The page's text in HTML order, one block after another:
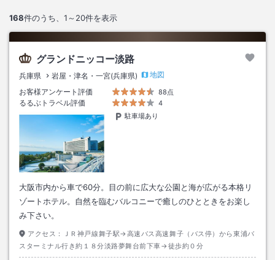
168件のうち、 1～20件を表示
グランドニッコー淡路
兵庫県 岩屋・津名・一宮(兵庫県)
地図
お客様アンケート評価
88点
るるぶトラベル評価
4
駐車場あり
大阪市内から車で60分。目の前に広大な公園と海が広がる本格リ
ゾートホテル。自然を臨むバルコニーで癒しのひとときをお楽し
み下さい。
アクセス：
ＪＲ神戸線舞子駅→高速バス高速舞子（バス停）から東浦バ
スターミナル行き約１８分淡路夢舞台前下車→徒歩約０分